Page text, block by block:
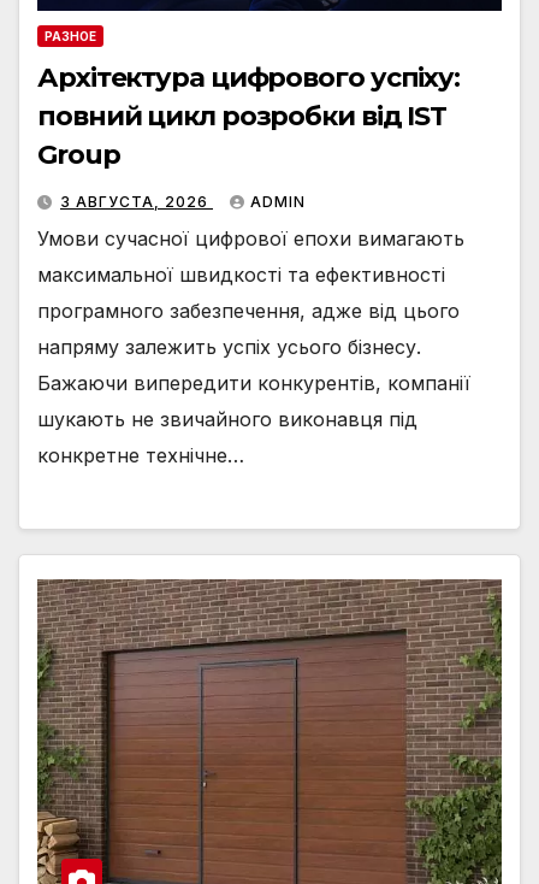
РАЗНОЕ
Архітектура цифрового успіху:
повний цикл розробки від IST
Group
3 АВГУСТА, 2026 ADMIN
Умови сучасної цифрової епохи вимагають
максимальної швидкості та ефективності
програмного забезпечення, адже від цього
напряму залежить успіх усього бізнесу.
Бажаючи випередити конкурентів, компанії
шукають не звичайного виконавця під
конкретне технічне…